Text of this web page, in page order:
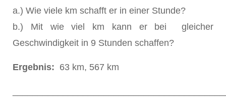
a.) Wie viele km schafft er in einer Stunde?
b.) Mit wie viel km kann er bei gleicher
Geschwindigkeit in 9 Stunden schaffen?
Ergebnis: 63 km, 567 km